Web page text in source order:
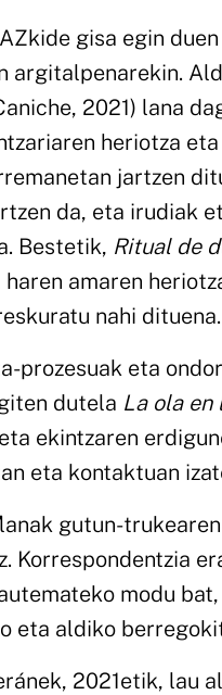
gisa egin
argitalpenarekin.
2021) lana
heriotza
jartzen
da, eta irudiak
Bestetik, Ritual de
amaren
nahi dituena.
prozesuak eta
dutela La ola en
ekintzaren
eta kontaktuan
lanak gutun-
Korrespondentzia
modu
eta aldiko
2021etik, lau